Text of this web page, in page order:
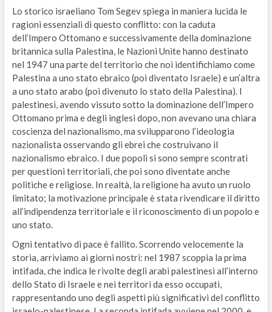
Lo storico israeliano Tom Segev spiega in maniera lucida le
ragioni essenziali di questo conflitto: con la caduta
dell’Impero Ottomano e successivamente della dominazione
britannica sulla Palestina, le Nazioni Unite hanno destinato
nel 1947 una parte del territorio che noi identifichiamo come
Palestina a uno stato ebraico (poi diventato Israele) e un’altra
a uno stato arabo (poi divenuto lo stato della Palestina). I
palestinesi, avendo vissuto sotto la dominazione dell’Impero
Ottomano prima e degli inglesi dopo, non avevano una chiara
coscienza del nazionalismo, ma svilupparono l’ideologia
nazionalista osservando gli ebrei che costruivano il
nazionalismo ebraico. I due popoli si sono sempre scontrati
per questioni territoriali, che poi sono diventate anche
politiche e religiose. In realtà, la religione ha avuto un ruolo
limitato; la motivazione principale è stata rivendicare il diritto
all’indipendenza territoriale e il riconoscimento di un popolo e
uno stato.
Ogni tentativo di pace è fallito. Scorrendo velocemente la
storia, arriviamo ai giorni nostri: nel 1987 scoppia la prima
intifada, che indica le rivolte degli arabi palestinesi all’interno
dello Stato di Israele e nei territori da esso occupati,
rappresentando uno degli aspetti più significativi del conflitto